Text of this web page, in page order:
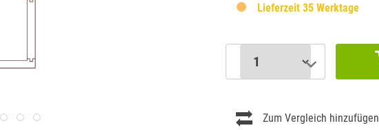
Lieferzeit 35 Werktage
Zum Vergleich hinzufügen